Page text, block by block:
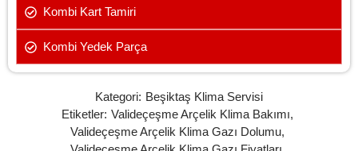
Kombi Kart Tamiri
Kombi Yedek Parça
Kategori: Beşiktaş Klima Servisi
Etiketler: Valideçeşme Arçelik Klima Bakımı,
Valideçeşme Arçelik Klima Gazı Dolumu,